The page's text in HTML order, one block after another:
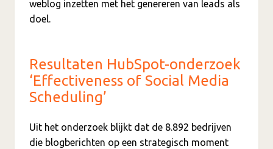
weblog inzetten met het genereren van leads als
doel.
Resultaten HubSpot-onderzoek
‘Effectiveness of Social Media
Scheduling’
Uit het onderzoek blijkt dat de 8.892 bedrijven
die blogberichten op een strategisch moment